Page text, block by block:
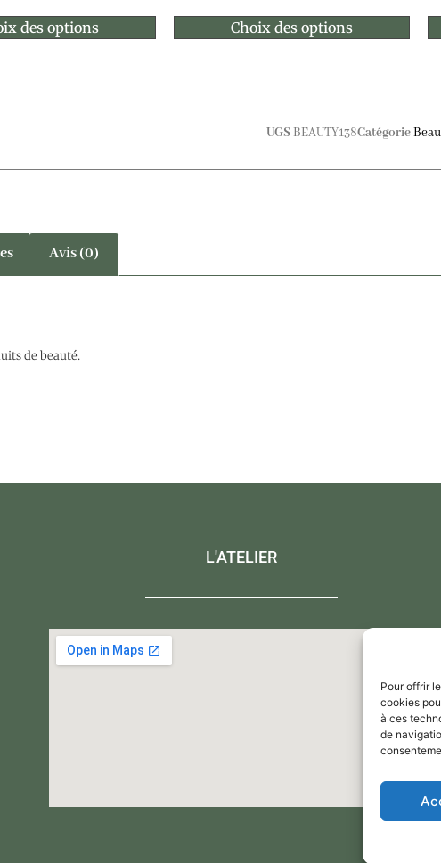
Pour offrir
cookies
à ces
de
des options Choix des options
UGSBEAUTY138Catégorie
Avis (0)
de beauté.
L'ATELIER